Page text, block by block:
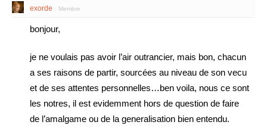
exorde Membre
bonjour,
je ne voulais pas avoir l’air outrancier, mais bon, chacun
a ses raisons de partir, sourcées au niveau de son vecu
et de ses attentes personnelles…ben voila, nous ce sont
les notres, il est evidemment hors de question de faire
de l’amalgame ou de la generalisation bien entendu.